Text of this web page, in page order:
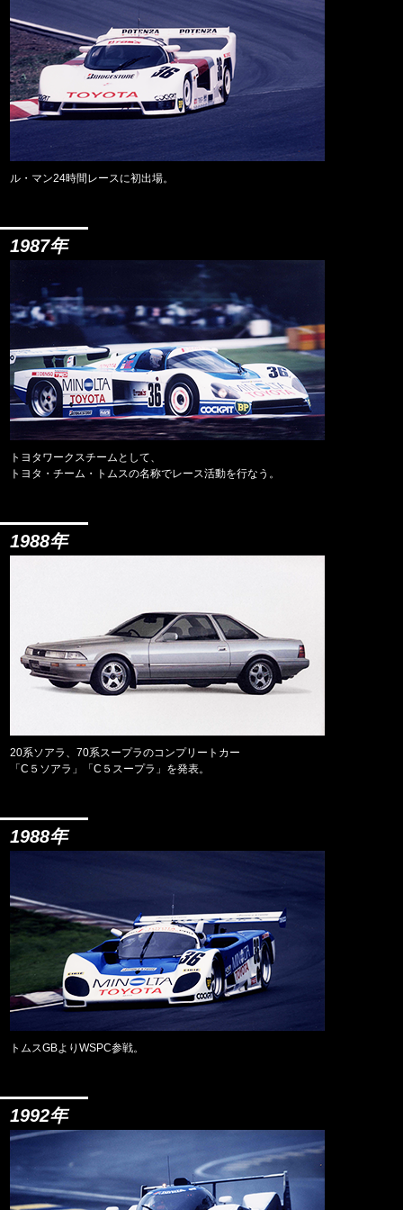
ル・マン24時間レースに初出場。
1987年
トヨタワークスチームとして、
トヨタ・チーム・トムスの名称でレース活動を行なう。
1988年
20系ソアラ、70系スープラのコンプリートカー
「C５ソアラ」「C５スープラ」を発表。
1988年
トムスGBよりWSPC参戦。
1992年